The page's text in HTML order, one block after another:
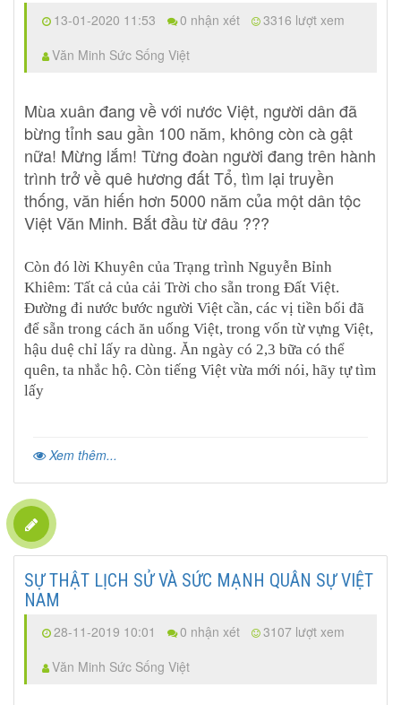
13-01-2020 11:53 0 nhận xét
3316 lượt xem
Văn Minh Sức Sống Việt
Mùa xuân đang về với nước Việt, người dân đã
bừng tỉnh sau gần 100 năm, không còn cà gật
nữa! Mừng lắm! Từng đoàn người đang trên hành
trình trở về quê hương đất Tổ, tìm lại truyền
thống, văn hiến hơn 5000 năm của một dân tộc
Việt Văn Minh. Bắt đầu từ đâu ???
Còn đó lời Khuyên của Trạng trình Nguyễn Bỉnh
Khiêm: Tất cả của cải Trời cho sẵn trong Đất Việt.
Đường đi nước bước người Việt cần, các vị tiền bối đã
để sẵn trong cách ăn uống Việt, trong vốn từ vựng Việt,
hậu duệ chỉ lấy ra dùng. Ăn ngày có 2,3 bữa có thể
quên, ta nhắc hộ. Còn tiếng Việt vừa mới nói, hãy tự tìm
lấy
Xem thêm...
SỰ THẬT LỊCH SỬ VÀ SỨC MẠNH QUÂN SỰ VIỆT
NAM
28-11-2019 10:01 0 nhận xét
3107 lượt xem
Văn Minh Sức Sống Việt